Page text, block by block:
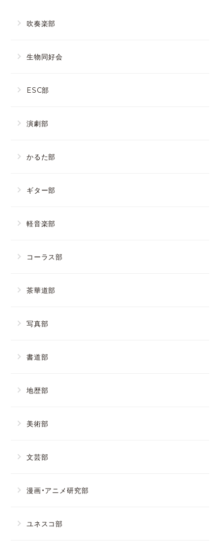
吹奏楽部
生物同好会
ESC部
演劇部
かるた部
ギター部
軽音楽部
コーラス部
茶華道部
写真部
書道部
地歴部
美術部
文芸部
漫画・アニメ研究部
ユネスコ部